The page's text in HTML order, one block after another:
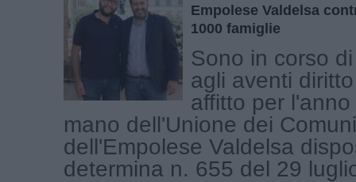
Empolese Valdelsa
1000 famiglie
Sono in corso
agli aventi
affitto per
mano dell'Unione dei
dell'Empolese Valdelsa
determina n. 655 del 29